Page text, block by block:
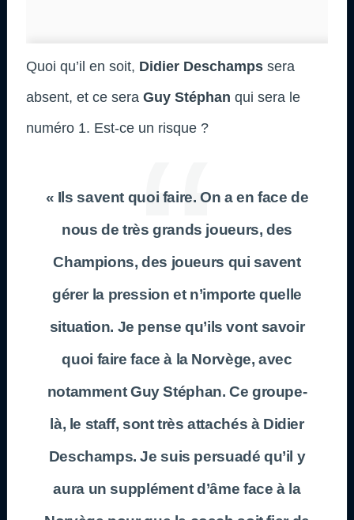
Quoi qu’il en soit, Didier Deschamps sera
absent, et ce sera Guy Stéphan qui sera le
numéro 1. Est-ce un risque ?
« Ils savent quoi faire. On a en face de
nous de très grands joueurs, des
Champions, des joueurs qui savent
gérer la pression et n’importe quelle
situation. Je pense qu’ils vont savoir
quoi faire face à la Norvège, avec
notamment Guy Stéphan. Ce groupe-
là, le staff, sont très attachés à Didier
Deschamps. Je suis persuadé qu’il y
aura un supplément d’âme face à la